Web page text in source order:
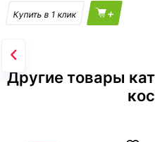
+
Другие товары